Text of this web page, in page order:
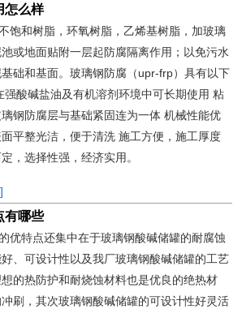
怎么样
饱和树脂，环氧树脂，乙烯基树脂，加玻璃
或地面贴附一层起防腐隔离作用；以免污水
础和基面。玻璃钢防腐（upr-frp）具有以下
强酸碱盐油及有机溶剂环境中可长期使用 粘
钢防腐层与基础紧固连为一体 机械性能优
平整光洁，便于清洗 施工方便，施工厚度
，选择性强，经济实用。
有哪些
优特点还集中在于玻璃钢酸碱储罐的耐腐蚀
、可设计性以及我厂玻璃钢酸碱储罐的工艺
的热防护和耐烧蚀材料也是优良的绝热材
刷，其次玻璃钢酸碱储罐的可设计性好灵活